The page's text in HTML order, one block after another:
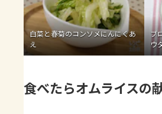
よくあるお問い合わせ
お買い物
AJINOMOTO PARK とは
白菜と春菊のコンソメにんにくあ
え
ブ
ウ
食べたらオムライスの